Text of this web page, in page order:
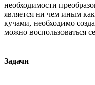
необходимости
является ни чем иным
кучами, необходимо
можно воспользоваться
Задачи